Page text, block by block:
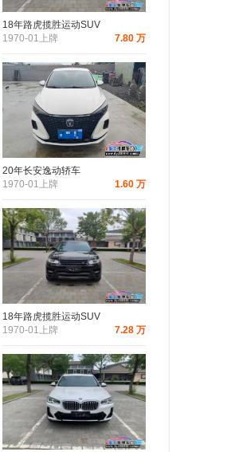
18年路虎揽胜运动SUV
1970-01上牌
7.80 万
20年长安逸动轿车
1970-01上牌
1.60 万
18年路虎揽胜运动SUV
1970-01上牌
7.28 万